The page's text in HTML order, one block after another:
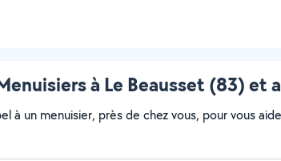
à Le Beausset (83) et
à un menuisier, près de chez vous, pour vous